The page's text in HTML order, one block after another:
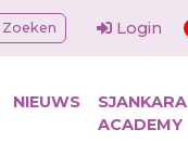
Zoeken Login
NIEUWS
SJANKARA
ACADEMY